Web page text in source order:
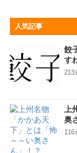
人気記事
餃
す
213
奥
116